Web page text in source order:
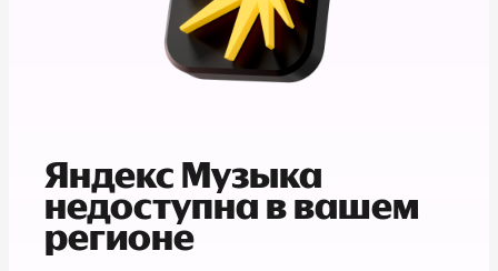
Яндекс Музыка
недоступна в вашем
регионе